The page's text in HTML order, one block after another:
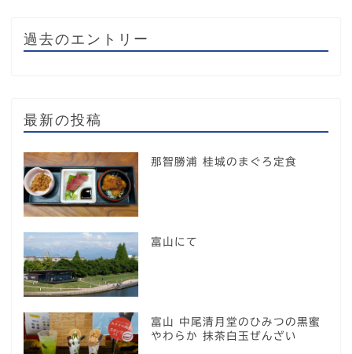
過去のエントリー
最新の投稿
那智勝浦 桂城のまぐろ定食
富山にて
富山 中尾清月堂のひみつの黒蜜
やわらか 抹茶白玉ぜんざい